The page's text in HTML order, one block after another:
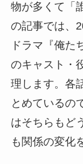
物が多くて「
の記事では、
ドラマ『俺た
のキャスト・
理します。各
とめているの
はそちらもど
も関係の変化